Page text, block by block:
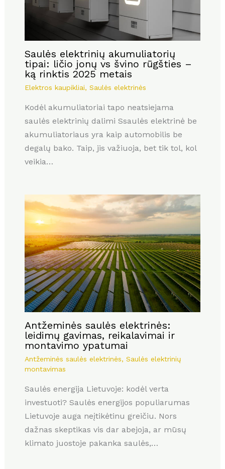
Saulės elektrinių akumuliatorių
tipai: ličio jonų vs švino rūgšties –
ką rinktis 2025 metais
Elektros kaupikliai, Saulės elektrinės
Kodėl akumuliatoriai tapo neatsiejama
saulės elektrinių dalimi Ssaulės elektrinė be
akumuliatoriaus yra kaip automobilis be
degalų bako. Taip, jis važiuoja, bet tik tol, kol
veikia…
Antžeminės saulės elektrinės:
leidimų gavimas, reikalavimai ir
montavimo ypatumai
Antžeminės saulės elektrinės, Saulės elektrinių
montavimas
Saulės energija Lietuvoje: kodėl verta
investuoti? Saulės energijos populiarumas
Lietuvoje auga neįtikėtinu greičiu. Nors
dažnas skeptikas vis dar abejoja, ar mūsų
klimato juostoje pakanka saulės,…